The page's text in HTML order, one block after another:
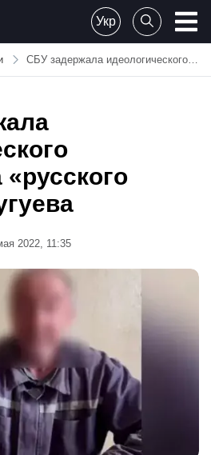
Укр
СБУ задержала идеологического сторонника «русского мира» из Чугуева
2022, 11:35